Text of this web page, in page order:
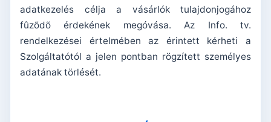
adatkezelés célja a vásárlók tulajdonjogához
fûzõdõ érdekének megóvása. Az Info. tv.
rendelkezései értelmében az érintett kérheti a
Szolgáltatótól a jelen pontban rögzített személyes
adatának törlését.